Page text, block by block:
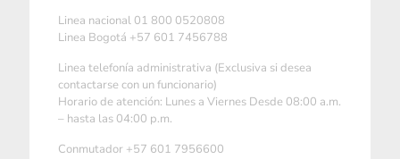
Linea nacional 01 800 0520808
Linea Bogotá +57 601 7456788
Linea telefonía administrativa (Exclusiva si desea
contactarse con un funcionario)
Horario de atención: Lunes a Viernes Desde 08:00 a.m.
– hasta las 04:00 p.m.
Conmutador +57 601 7956600